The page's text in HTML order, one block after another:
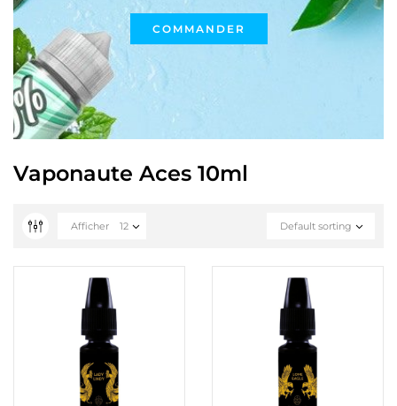
COMMANDER
Vaponaute Aces 10ml
Default sorting
Afficher 12